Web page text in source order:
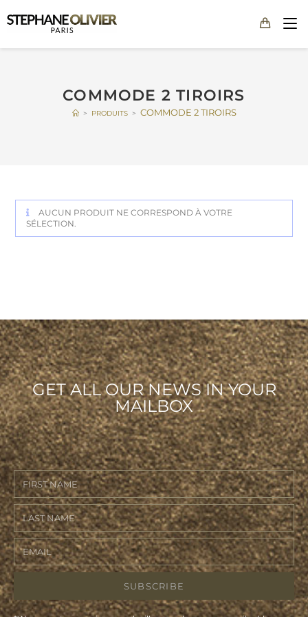
COMMODE 2 TIROIRS
> PRODUITS > COMMODE 2 TIROIRS
AUCUN PRODUIT NE CORRESPOND À VOTRE
SÉLECTION.
GET ALL OUR NEWS IN YOUR
MAILBOX
SUBSCRIBE